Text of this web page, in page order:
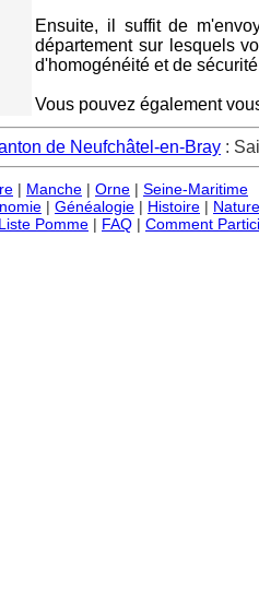
Ensuite, il suffit de
département sur lesquels
d'homogénéité et de
Vous pouvez également
de Neufchâtel-en-Bray :
| Manche | Orne | Seine-Maritime
| Généalogie | Histoire | Nature
Liste Pomme | FAQ | Comment